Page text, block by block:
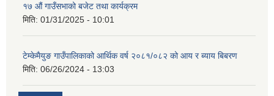
१७ औं गाउँसभाको बजेट तथा कार्यक्रम
मिति: 01/31/2025 - 10:01
टेम्केमैयुङ गाउँपालिकाको आर्थिक वर्ष २०८१/०८२ को आय र ब्याय बिबरण
मिति: 06/26/2024 - 13:03